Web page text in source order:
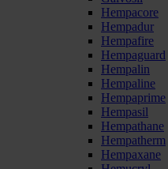
Hempacore
Hempadur
Hempafire
Hempaguard
Hempalin
Hempaline
Hempaprime
Hempasil
Hempathane
Hempatherm
Hempaxane